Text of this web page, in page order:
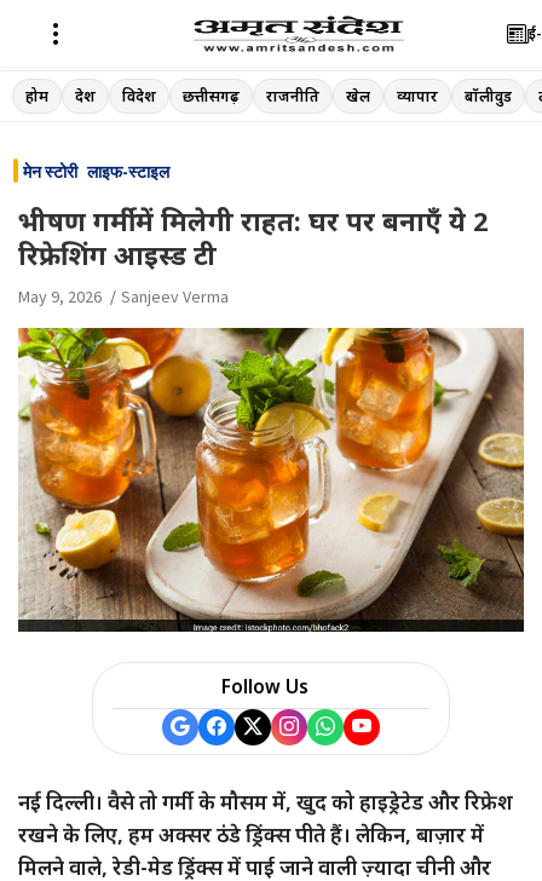
Skip
to
होम देश विदेश छत्तीसगढ़ राजनीति खेल व्यापार बॉलीवुड
मेन स्टोरी लाइफ-स्टाइल
भीषण गर्मी में मिलेगी राहत: घर पर बनाएँ ये 2
रिफ्रेशिंग आइस्ड टी
May 9, 2026 Sanjeev Verma
Follow Us
नई दिल्ली। वैसे तो गर्मी के मौसम में, खुद को हाइड्रेटेड और रिफ्रेश
रखने के लिए, हम अक्सर ठंडे ड्रिंक्स पीते हैं। लेकिन, बाज़ार में
मिलने वाले, रेडी-मेड ड्रिंक्स में पाई जाने वाली ज़्यादा चीनी और